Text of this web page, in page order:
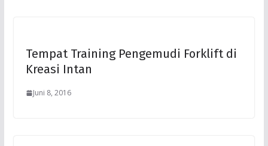
Tempat Training Pengemudi Forklift di
Kreasi Intan
Juni 8, 2016